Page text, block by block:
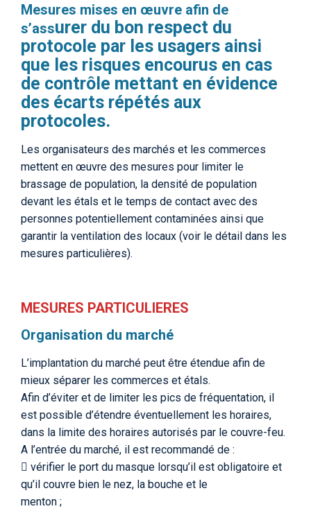
Mesures mises en œuvre afin de
s’assurer du bon respect du
protocole par les usagers ainsi
que les risques encourus en cas
de contrôle mettant en évidence
des écarts répétés aux
protocoles.
Les organisateurs des marchés et les commerces
mettent en œuvre des mesures pour limiter le
brassage de population, la densité de population
devant les étals et le temps de contact avec des
personnes potentiellement contaminées ainsi que
garantir la ventilation des locaux (voir le détail dans les
mesures particulières).
MESURES PARTICULIERES
Organisation du marché
L’implantation du marché peut être étendue afin de
mieux séparer les commerces et étals.
Afin d’éviter et de limiter les pics de fréquentation, il
est possible d’étendre éventuellement les horaires,
dans la limite des horaires autorisés par le couvre-feu.
A l’entrée du marché, il est recommandé de :
 vérifier le port du masque lorsqu’il est obligatoire et
qu’il couvre bien le nez, la bouche et le
menton ;